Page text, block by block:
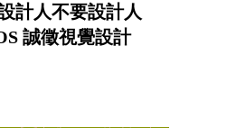
計人不要設計人
誠徵視覺設計